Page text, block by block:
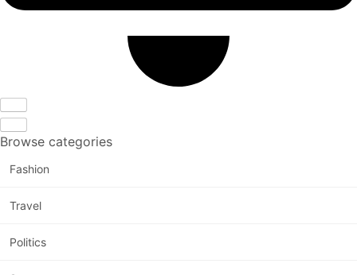
Browse categories
Fashion
Travel
Politics